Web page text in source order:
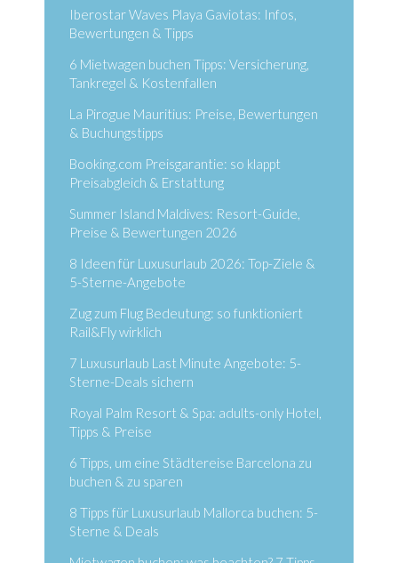
Iberostar Waves Playa Gaviotas: Infos,
Bewertungen & Tipps
6 Mietwagen buchen Tipps: Versicherung,
Tankregel & Kostenfallen
La Pirogue Mauritius: Preise, Bewertungen
& Buchungstipps
Booking.com Preisgarantie: so klappt
Preisabgleich & Erstattung
Summer Island Maldives: Resort-Guide,
Preise & Bewertungen 2026
8 Ideen für Luxusurlaub 2026: Top-Ziele &
5-Sterne-Angebote
Zug zum Flug Bedeutung: so funktioniert
Rail&Fly wirklich
7 Luxusurlaub Last Minute Angebote: 5-
Sterne-Deals sichern
Royal Palm Resort & Spa: adults-only Hotel,
Tipps & Preise
6 Tipps, um eine Städtereise Barcelona zu
buchen & zu sparen
8 Tipps für Luxusurlaub Mallorca buchen: 5-
Sterne & Deals